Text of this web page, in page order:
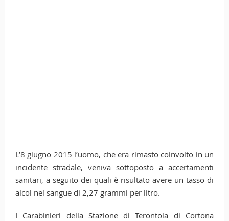
L’8 giugno 2015 l’uomo, che era rimasto coinvolto in un
incidente stradale, veniva sottoposto a accertamenti
sanitari, a seguito dei quali è risultato avere un tasso di
alcol nel sangue di 2,27 grammi per litro.
I Carabinieri della Stazione di Terontola di Cortona